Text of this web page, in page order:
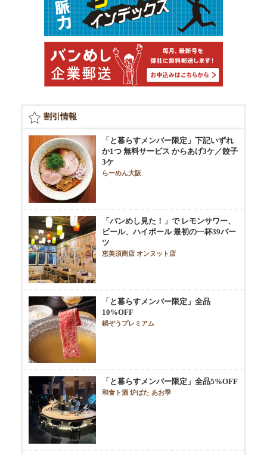
割引情報
「と暮らすメンバー限定」下記いずれ
か1つ 無料サービス からあげ3ケ／餃子
3ケ
らーめん大阪
「バンめし見た！」で レモンサワー、
ビール、ハイボール 最初の一杯39バー
ツ
恵美須商店 オンヌット店
「と暮らすメンバー限定」全品
10%OFF
鍋ぞうプレミアム
「と暮らすメンバー限定」全品5%OFF
和食ト酒 炉ばた あお季